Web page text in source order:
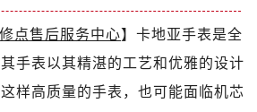
点售后服务中心】卡地亚手表是全
手表以其精湛的工艺和优雅的设计
样高质量的手表，也可能面临机芯